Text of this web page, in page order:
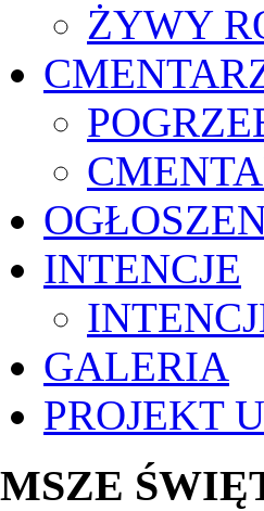
ŻYWY
INTENCJE
GALERIA
PROJEKT
MSZE